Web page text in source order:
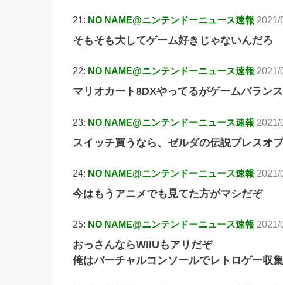
21: NO NAME@ニンテンドーニュース速報 2021/
そもそも大してゲーム好きじゃないんだろ
22: NO NAME@ニンテンドーニュース速報 2021/
マリオカート8DXやってるがゲームバラン
23: NO NAME@ニンテンドーニュース速報 2021/
スイッチ買うなら、ゼルダの伝説ブレスオ
24: NO NAME@ニンテンドーニュース速報 2021/
今はもうアニメでも見てた方がマシだぞ
25: NO NAME@ニンテンドーニュース速報 2021/
おっさんならWiiUもアリだぞ
俺はバーチャルコンソールでレトロゲー収